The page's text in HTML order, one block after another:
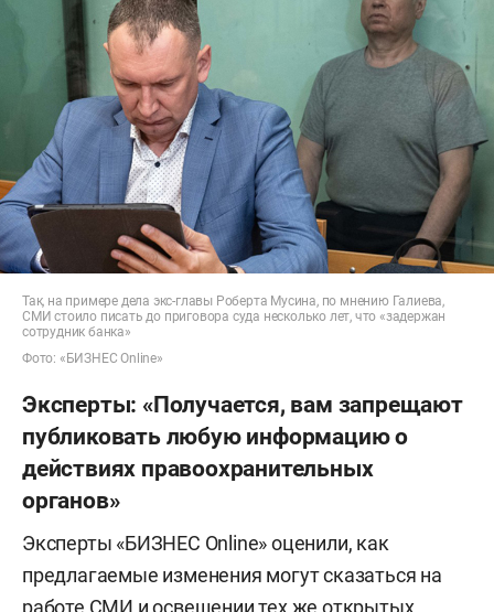
Так, на примере дела экс-главы Роберта Мусина, по мнению Галиева,
СМИ стоило писать до приговора суда несколько лет, что «задержан
сотрудник банка»
Фото: «БИЗНЕС Online»
Эксперты: «Получается, вам запрещают
публиковать любую информацию о
действиях правоохранительных
органов»
Эксперты «БИЗНЕС Online» оценили, как
предлагаемые изменения могут сказаться на
работе СМИ и освещении тех же открытых